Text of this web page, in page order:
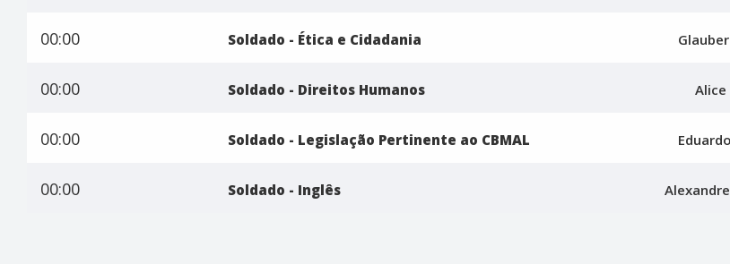
00:00 Soldado - Ética e Cidadania
00:00 Soldado - Direitos Humanos Alice
00:00 Soldado - Legislação Pertinente ao CBMAL
00:00 Soldado - Inglês